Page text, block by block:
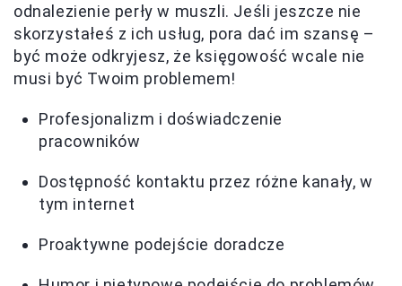
odnalezienie perły w muszli. Jeśli jeszcze nie
skorzystałeś z ich usług, pora dać im szansę –
być może odkryjesz, że księgowość wcale nie
musi być Twoim problemem!
Profesjonalizm i doświadczenie
pracowników
Dostępność kontaktu przez różne kanały, w
tym internet
Proaktywne podejście doradcze